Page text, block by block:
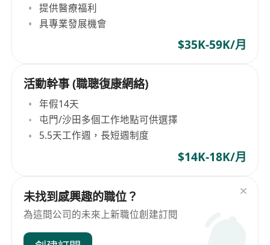
提供醫療福利
具專業發展機會
$35K-59K/月
活動幹事 (職聰復康網絡)
年假14天
屯門/沙田多個工作地點可供選擇
5.5天工作週，長短週制度
$14K-18K/月
未找到感興趣的職位？
為這間公司的未來上新職位創建訂閱